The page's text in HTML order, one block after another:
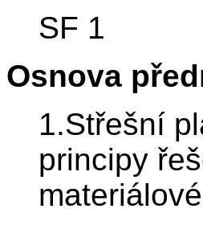
SF 1
Osnova
1.Střešní
principy